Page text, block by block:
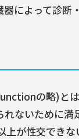
によって診断
の略)とは
れないために満
上が性交できな